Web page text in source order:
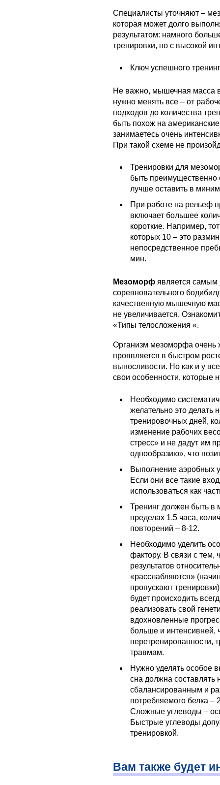
Специалисты уточняют –
которая может долго
результатом: намного
тренировки, но с высокой
Ключ успешного
Не важно, мышечная масса
нужно менять все – от
подходов до количества
быть похож на
занимаетесь очень
При такой схеме не
Тренировки для
быть преимущественно
лучше оставить в
При работе на рельеф
включает большее
короткие. Например,
которых 10 – это
непосредственное
мин.
Мезоморф является самым
соревновательного
качественную мышечную
не увеличивается.
«Типы телосложения «.
Организм мезоморфа очень
проявляется в быстром
выносливости. Но как и у
свои особенности, которые
Необходимо
желательно это делать
тренировочных дней,
изменение рабочих
стресс» и не дадут им
однообразию», что
Выполнение аэробных
Если они все такие
использоваться как
Тренинг должен быть в
пределах 1.5 часа,
повторений – 8-12.
Необходимо уделить
фактору. В связи с тем,
результатов
«расслабляются»
пропускают
будет происходить
реализовать свой
вдохновленные
больше и интенсивней,
перетренированности,
травмам.
Нужно уделять особое
сна должна
сбалансированным и
потребляемого белка –
Сложные углеводы –
Быстрые углеводы
тренировкой.
Вам также будет